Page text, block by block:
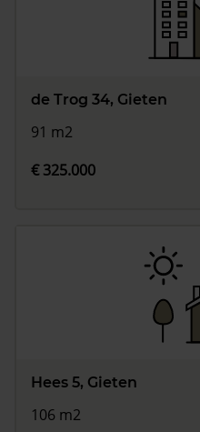
de Trog 34, Gieten
91 m2
€ 325.000
Hees 5, Gieten
106 m2